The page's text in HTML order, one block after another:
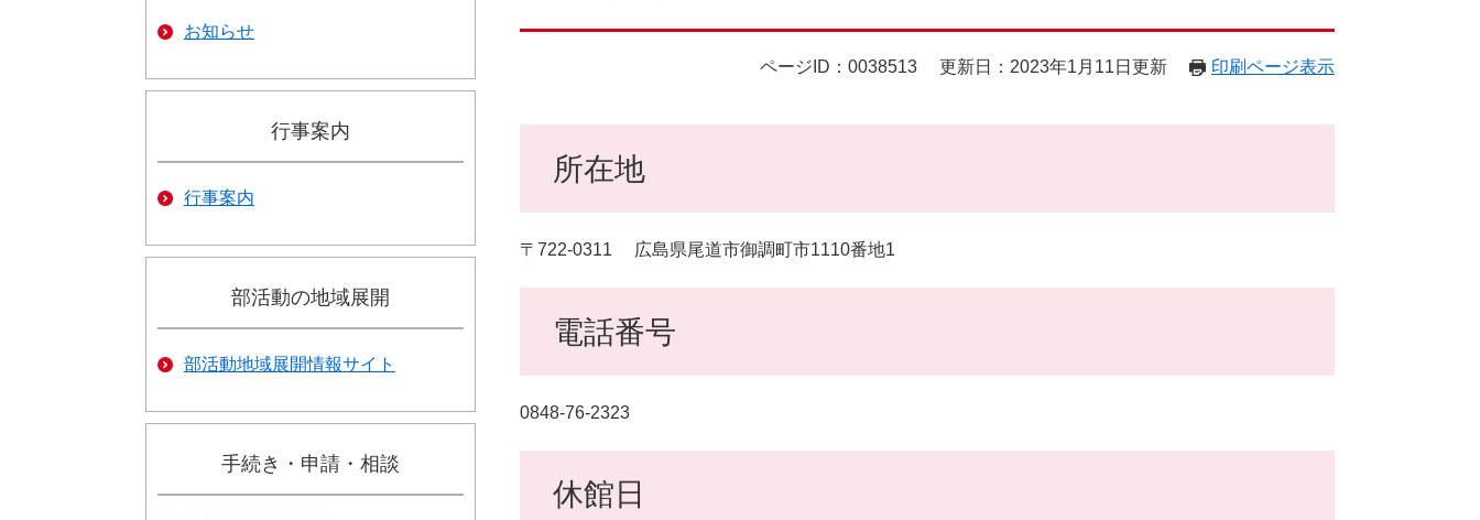
ページID：0038513 更新日：2023年1月11日更新 印刷ページ表示
所在地
〒722-0311 広島県尾道市御調町市1110番地1
電話番号
0848-76-2323
休館日
お知らせ
行事案内
行事案内
部活動の地域展開
部活動地域展開情報サイト
手続き・申請・相談